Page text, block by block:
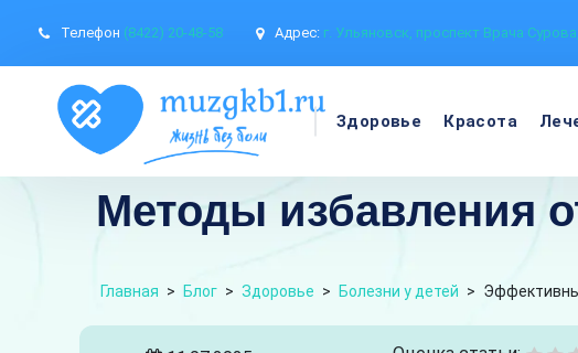
Телефон (8422) 20-48-58 Адрес: г. Ульяновск, проспект Врача
Здоровье Красота
Методы избавления
Главная > Блог > Здоровье > Болезни у детей >